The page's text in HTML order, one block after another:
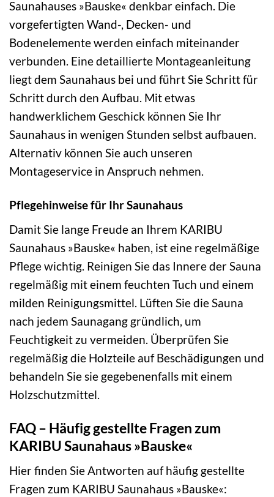
Saunahauses »Bauske« denkbar einfach. Die
vorgefertigten Wand-, Decken- und
Bodenelemente werden einfach miteinander
verbunden. Eine detaillierte Montageanleitung
liegt dem Saunahaus bei und führt Sie Schritt für
Schritt durch den Aufbau. Mit etwas
handwerklichem Geschick können Sie Ihr
Saunahaus in wenigen Stunden selbst aufbauen.
Alternativ können Sie auch unseren
Montageservice in Anspruch nehmen.
Pflegehinweise für Ihr Saunahaus
Damit Sie lange Freude an Ihrem KARIBU
Saunahaus »Bauske« haben, ist eine regelmäßige
Pflege wichtig. Reinigen Sie das Innere der Sauna
regelmäßig mit einem feuchten Tuch und einem
milden Reinigungsmittel. Lüften Sie die Sauna
nach jedem Saunagang gründlich, um
Feuchtigkeit zu vermeiden. Überprüfen Sie
regelmäßig die Holzteile auf Beschädigungen und
behandeln Sie sie gegebenenfalls mit einem
Holzschutzmittel.
FAQ – Häufig gestellte Fragen zum
KARIBU Saunahaus »Bauske«
Hier finden Sie Antworten auf häufig gestellte
Fragen zum KARIBU Saunahaus »Bauske«: